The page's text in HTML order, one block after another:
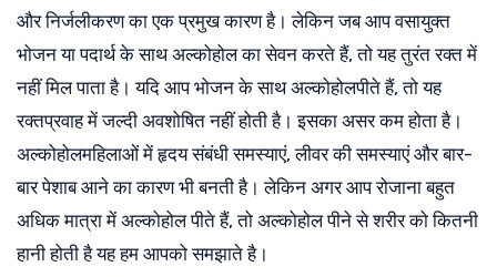
और निर्जलीकरण का एक प्रमुख कारण है। लेकिन जब आप वसायुक्त
भोजन या पदार्थ के साथ अल्कोहोल का सेवन करते हैं, तो यह तुरंत रक्त में
नहीं मिल पाता है। यदि आप भोजन के साथ अल्कोहोलपीते हैं, तो यह
रक्तप्रवाह में जल्दी अवशोषित नहीं होती है। इसका असर कम होता है।
अल्कोहोलमहिलाओं में हृदय संबंधी समस्याएं, लीवर की समस्याएं और बार-
बार पेशाब आने का कारण भी बनती है। लेकिन अगर आप रोजाना बहुत
अधिक मात्रा में अल्कोहोल पीते हैं, तो अल्कोहोल पीने से शरीर को कितनी
हानी होती है यह हम आपको समझाते है।